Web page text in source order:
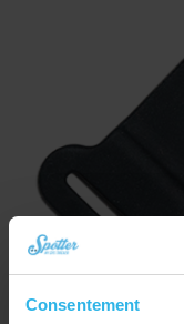
Consentement